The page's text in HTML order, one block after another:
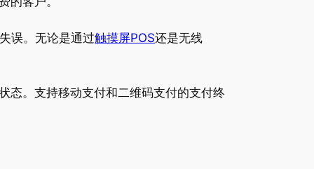
误。无论是通过触摸屏POS还是无线
态。支持移动支付和二维码支付的支付终